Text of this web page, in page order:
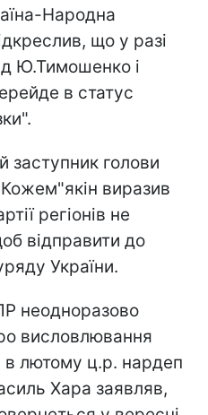
Народна
що у разі
Ю.Тимошенко і
в статус
голови
виразив
регіонів не
відправити до
України.
неодноразово
висловлювання
в лютому ц.р. нардеп
Хара заявляв,